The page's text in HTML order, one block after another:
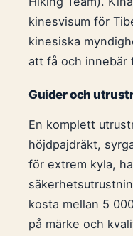
kinesvisum för
kinesiska
att få och innebär
Guider och
En komplett
höjdpajdräkt,
för extrem kyla,
kosta mellan 5
på märke och